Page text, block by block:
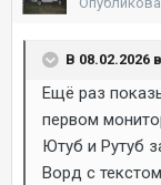
В 08.02.2026
Ещё раз
первом
Ютуб и Рутуб
Ворд с